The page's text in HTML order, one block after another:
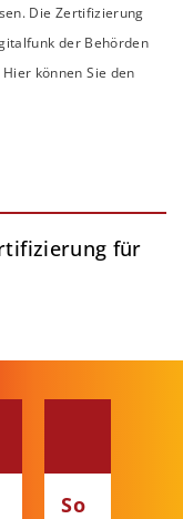
Die Zertifizierung
der Behörden
können Sie den
für
So